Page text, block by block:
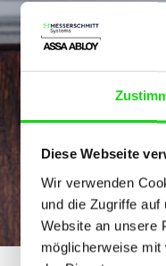
Diese Webseite
Wir verwenden
und die Zugriffe
Website an unsere
möglicherweise
You are here: